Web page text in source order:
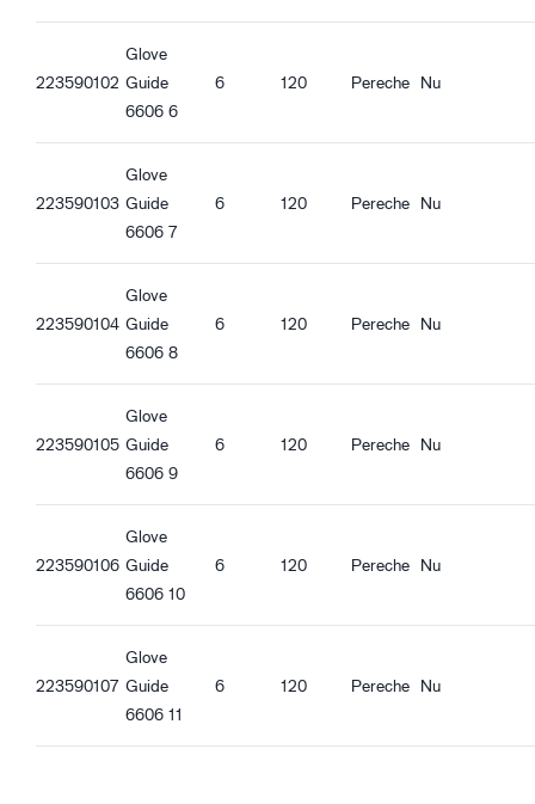
(100°C, EN 407)
Caracteristici calitate
Caracteristici ergonomice
Potrivire mulată
Încheietură de siguranță lungă
Funcție Touch screen
Bună aderență în condiții uscate
Bună aderență în condiții umede
Bună aderență la ulei
Guide 6606_ro-RO_Productsheet.pdf
Guide 6606_hu-HU_Productsheet.pdf
Guide 6606_et-EE_Productsheet.pdf
223590102
Glove
Guide
6606 6
6 120 Pereche Nu
223590103
Glove
Guide
6606 7
6 120 Pereche Nu
223590104
Glove
Guide
6606 8
6 120 Pereche Nu
223590105
Glove
Guide
6606 9
6 120 Pereche Nu
223590106
Glove
Guide
6606 10
6 120 Pereche Nu
223590107
Glove
Guide
6606 11
6 120 Pereche Nu